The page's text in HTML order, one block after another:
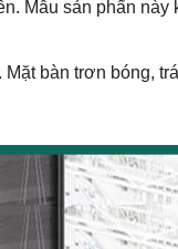
Mẫu sản phẩn
bàn trơn bóng,